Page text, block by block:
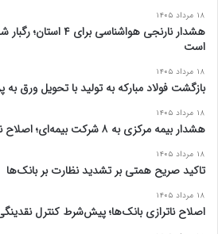
۱۸ مرداد ۱۴۰۵
هشدار نارنجی
است
۱۸ مرداد ۱۴۰۵
بازگشت فولاد مبارکه به تولید با تحویل ورق
۱۸ مرداد ۱۴۰۵
هشدار بیمه مرکزی به ۸ شرکت بیمه‌ای؛ اصلاح نکنید، تعلیق می‌شوید
۱۸ مرداد ۱۴۰۵
تاکید صریح همتی بر تشدید نظارت بر بانک‌ها
۱۸ مرداد ۱۴۰۵
اصلاح ناترازی بانک‌ها؛ پیش‌شرط کنترل